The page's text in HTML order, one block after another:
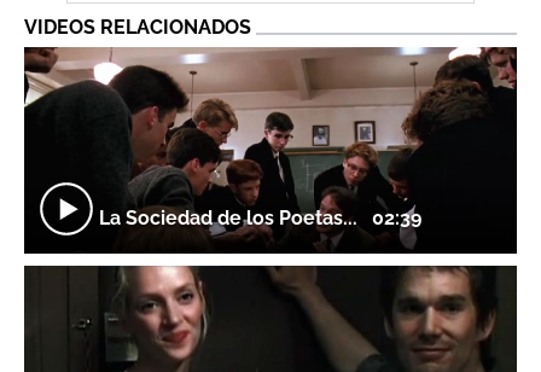
VIDEOS RELACIONADOS
La Sociedad de los Poetas... 02:39